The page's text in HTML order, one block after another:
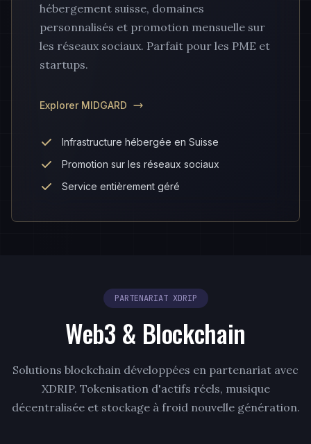
hébergement suisse, domaines
personnalisés et promotion mensuelle sur
les réseaux sociaux. Parfait pour les PME et
startups.
Explorer MIDGARD
Infrastructure hébergée en Suisse
Promotion sur les réseaux sociaux
Service entièrement géré
PARTENARIAT XDRIP
Web3 & Blockchain
Solutions blockchain développées en partenariat avec
XDRIP. Tokenisation d'actifs réels, musique
décentralisée et stockage à froid nouvelle génération.